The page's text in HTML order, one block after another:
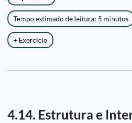
Tempo estimado de leitura: 5 minutos
+ Exercício
4.14. Estrutura e